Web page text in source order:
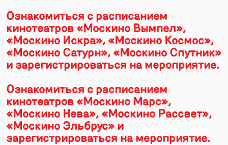
Ознакомиться с расписанием
кинотеатров «Москино Вымпел»,
«Москино Искра», «Москино Космос»,
«Москино Сатурн», «Москино Спутник»
и зарегистрироваться на мероприятие.
Ознакомиться с расписанием
кинотеатров «Москино Марс»,
«Москино Нева», «Москино Рассвет»,
«Москино Эльбрус» и
зарегистрироваться на мероприятие.